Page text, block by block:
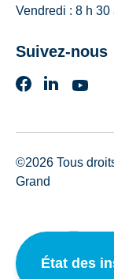
Vendredi : 8 h 30
Suivez-nous
©2026 Tous
Grand
État des